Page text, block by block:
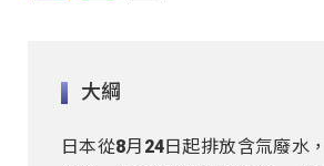
大綱
日本從8月24日起排放含氚廢水